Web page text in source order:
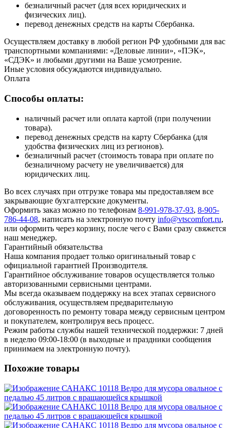
безналичный расчет (для всех юридических и
физических лиц).
перевод денежных средств на карты Сбербанка.
Осуществляем доставку в любой регион РФ удобными для вас
транспортными компаниями: «Деловые линии», «ПЭК»,
«СДЭК» и любыми другими на Ваше усмотрение.
Иные условия обсуждаются индивидуально.
Оплата
Способы оплаты:
наличный расчет или оплата картой (при получении
товара).
перевод денежных средств на карту Сбербанка (для
удобства физических лиц из регионов).
безналичный расчет (стоимость товара при оплате по
безналичному расчету не увеличивается) для
юридических лиц.
Во всех случаях при отгрузке товара мы предоставляем все
закрывающие бухгалтерские документы.
Оформить заказ можно по телефонам 8-991-978-37-93, 8-905-
786-44-08, написать на электронную почту info@vtscomfort.ru,
или оформить через корзину, после чего с Вами сразу свяжется
наш менеджер.
Гарантийный обязательства
Наша компания продает только оригинальный товар с
официальной гарантией Производителя.
Гарантийное обслуживание товаров осуществляется только
авторизованными сервисными центрами.
Мы всегда оказываем поддержку на всех этапах сервисного
обслуживания, осуществляем предварительную
договоренность по ремонту товара между сервисным центром
и покупателем, контролируя весь процесс.
Режим работы службы нашей технической поддержки: 7 дней
в неделю 09:00-18:00 (в выходные и праздники сообщения
принимаем на электронную почту).
Похожие товары